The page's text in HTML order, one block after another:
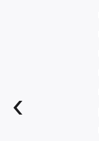
‹